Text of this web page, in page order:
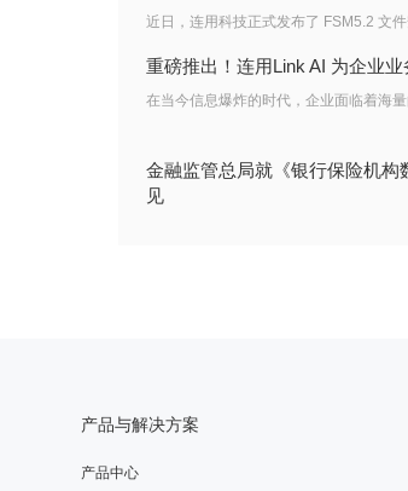
重磅推出！连用Link AI 为企业
金融监管总局就《银行保险机
见
产品与解决方案
产品中心